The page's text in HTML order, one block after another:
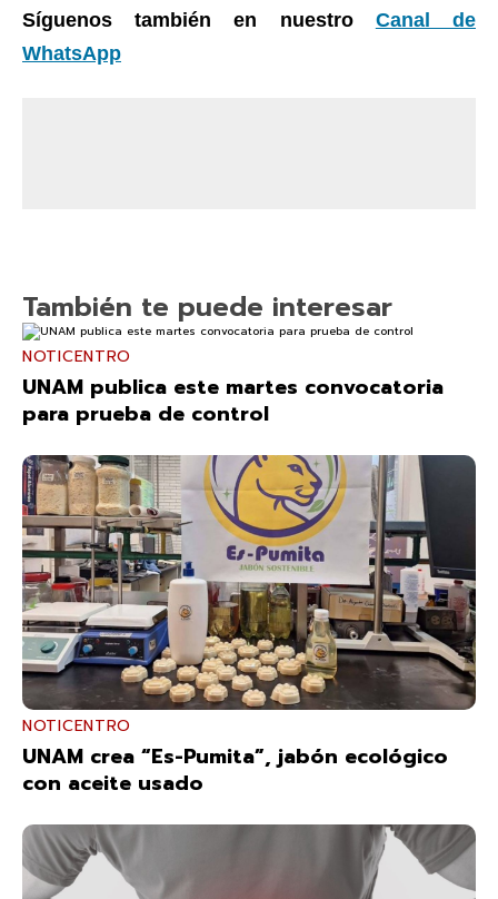
Síguenos también en nuestro Canal de
WhatsApp
También te puede interesar
NOTICENTRO
UNAM publica este martes convocatoria
para prueba de control
NOTICENTRO
UNAM crea “Es-Pumita”, jabón ecológico
con aceite usado